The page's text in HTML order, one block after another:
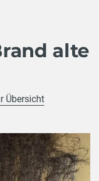
alte
Übersicht